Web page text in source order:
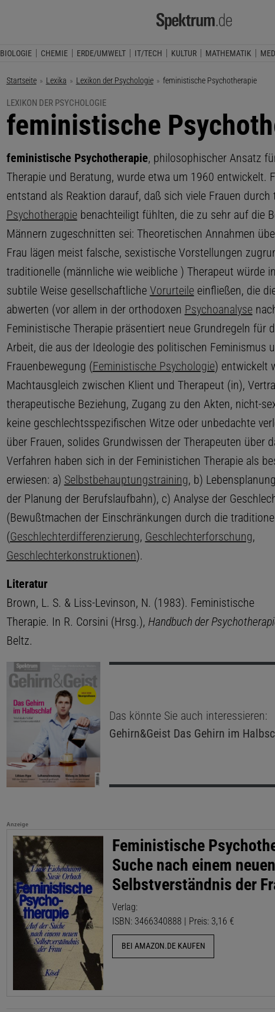
BIOLOGIE CHEMIE ERDE/UMWELT IT/TECH KULTUR MATHEMATIK
Startseite Lexika Lexikon der Psychologie Aktuelle Seite:
feministische Psychotherapie
LEXIKON DER PSYCHOLOGIE
:
feministische
feministische Psychotherapie, philosophischer Ansatz
Therapie und Beratung, wurde etwa um 1960 entwickelt.
entstand als Reaktion darauf, daß sich viele Frauen durch
Psychotherapiebenachteiligt fühlten, die zu sehr auf die
Männern zugeschnitten sei: Theoretischen Annahmen
Frau lägen meist falsche, sexistische Vorstellungen
traditionelle (männliche wie weibliche ) Therapeut würde
subtile Weise gesellschaftliche Vorurteileeinfließen, die
abwerten (vor allem in der orthodoxen Psychoanalyse
Feministische Therapie präsentiert neue Grundregeln für
Arbeit, die aus der Ideologie des politischen Feminismus
Frauenbewegung (Feministische Psychologie) entwickelt
Machtausgleich zwischen Klient und Therapeut (in),
therapeutische Beziehung, Zugang zu den Akten, nicht-
keine geschlechtsspezifischen Witze oder unbedachte
über Frauen, solides Grundwissen der Therapeuten über
Verfahren haben sich in der Feministichen Therapie als
erwiesen: a) Selbstbehauptungstraining, b)
der Planung der Berufslaufbahn), c) Analyse der
(Bewußtmachen der Einschränkungen durch die
(Geschlechterdifferenzierung, Geschlechterforschung,
Geschlechterkonstruktionen).
Literatur
Brown, L. S. & Liss-Levinson, N. (1983). Feministische
Therapie. In R. Corsini (Hrsg.), Handbuch der
Beltz.
Das könnte Sie auch interessieren:
Gehirn&Geist Das Gehirn im
Anzeige
Feministische
Suche nach einem neuen
Selbstverständnis der
Verlag:
ISBN: 3466340888 | Preis: 3,16 €
BEI AMAZON.DE KAUFEN